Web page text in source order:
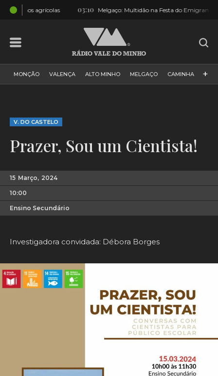
03:10 Melgaço: Multidão na Festa do Emigrante [FOTOS]
MONÇÃO VALENÇA ALTO MINHO MELGAÇO CAMINHA
VALE DO MINHO MINHO MUNDO ESPANHA NORTE
VILA PRAIA DE ÂNCORA
+
V. DO CASTELO
Prazer, Sou um Cientista!
15 Março, 2024
10:00
Ensino Secundário
Investigadora convidada: Débora Borges